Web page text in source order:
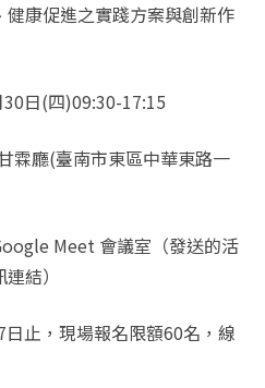
康促進之實踐方案與創新作
日(四)09:30-17:15
霖廳(臺南市東區中華東路一
Meet 會議室（發送的活
結）
止，現場報名限額60名，線